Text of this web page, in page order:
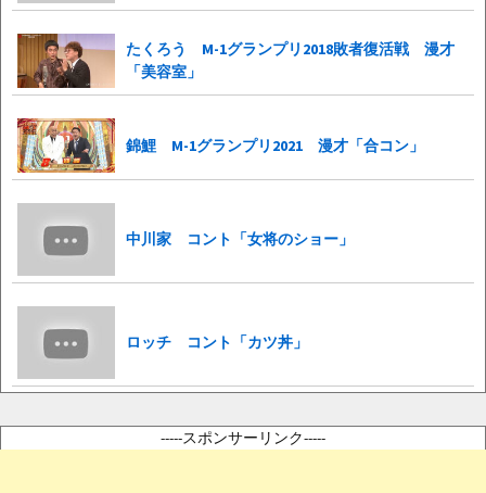
たくろう M-1グランプリ2018敗者復活戦 漫才
「美容室」
錦鯉 M-1グランプリ2021 漫才「合コン」
中川家 コント「女将のショー」
ロッチ コント「カツ丼」
-----スポンサーリンク-----